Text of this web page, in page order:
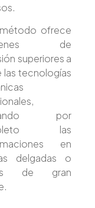
ofrece
de
superiores a
las tecnologías
por
las
en
delgadas o
de gran